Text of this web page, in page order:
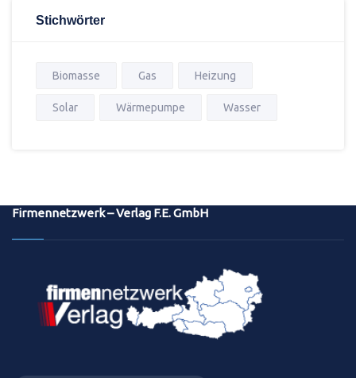
Stichwörter
Biomasse Gas Heizung
Solar Wärmepumpe Wasser
Firmennetzwerk – Verlag F.E. GmbH